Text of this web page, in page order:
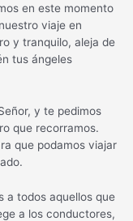
en este momento
viaje en
y tranquilo, aleja de
tus ángeles
y te pedimos
que recorramos.
que podamos viajar
a todos aquellos que
a los conductores,